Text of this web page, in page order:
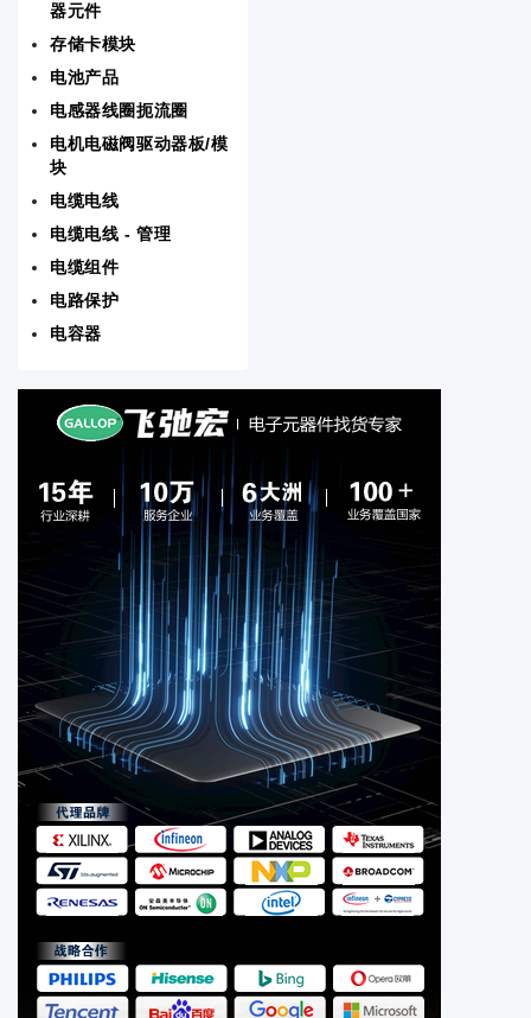
存储卡模块
晶体振荡器谐振器
音频产品
线路保护配电备用
板安装电源
磁性元件 - 变压器电感器元件
电机电磁阀驱动器板/模块
电缆电线
电位计可变电阻器
工业自动化与控制
光电器件
器元件
存储卡模块
电池产品
电感器线圈扼流圈
电机电磁阀驱动器板/模
块
电缆电线
电缆电线 - 管理
电缆组件
电路保护
电容器